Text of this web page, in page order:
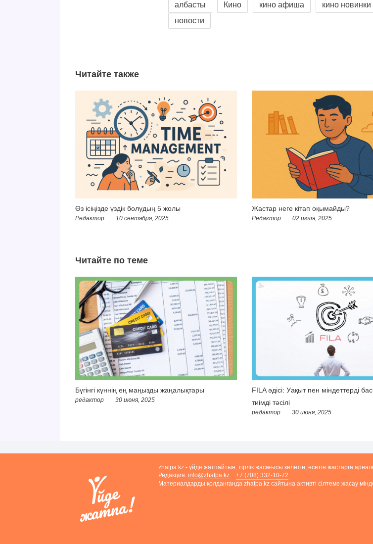
албасты Кино кино афиша кино новинки
новости
Читайте также
Өз ісіңізде үздік болудың 5 жолы
Редактор 10 сентября, 2025
Жастар неге кітап оқымайды?
Редактор 02 июля, 2025
Читайте по теме
Бүгінгі күннің ең маңызды жаңалықтары
редактор 30 июня, 2025
FILA әдісі: Уақыт пен міндеттерді
тиімді тәсілі
редактор 30 июня, 2025
zhatpa.kz - үйде жатпайтын, тірлік жасағысы келетін, өсетін жастарға
Редакция:info@zhatpa.kz
+7 (708) 332-10-72
Материалдарды қолданғанда zhatpa.kz сайтына активті сілтеме жасау